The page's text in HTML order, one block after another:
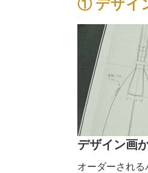
① デザイ
デザイン画
オーダーされ